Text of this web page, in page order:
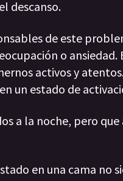
descanso.
de este
o ansiedad.
activos y
un estado de
a la noche, pero
en una cama no